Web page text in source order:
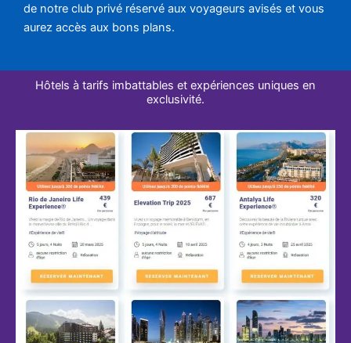
de notre club privé réservé aux voyageurs avisés et vous
aurez accès aux bons plans.
Hôtels à tarifs imbattables et expériences uniques en
exclusivité.